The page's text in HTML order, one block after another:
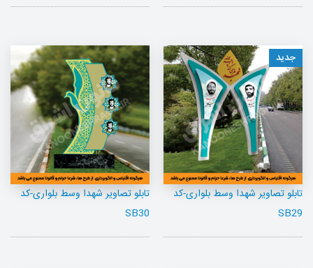
جدید
تابلو تصاویر شهدا وسط بلواری-کد
SB29
تابلو تصاویر شهدا وسط بلواری-کد
SB30